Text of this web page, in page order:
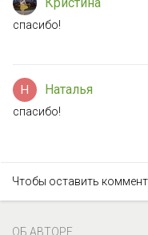
спасибо!
Н Наталья
спасибо!
Чтобы оставить
ОБ АВТОРЕ